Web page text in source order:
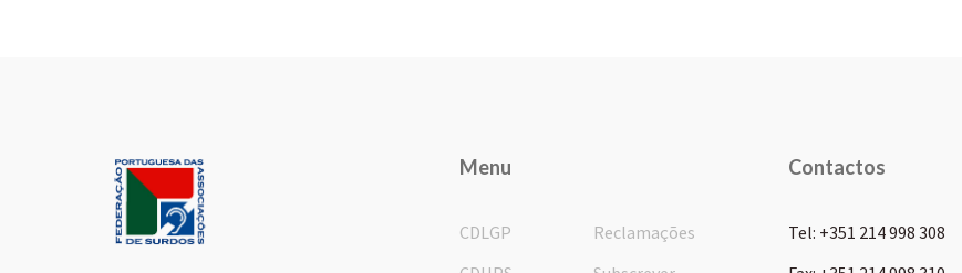
Menu
CDLGP
Reclamações
Contactos
Tel: +351 214 998 308